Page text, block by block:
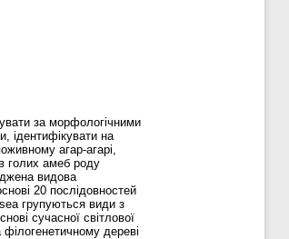
за морфологічними
ідентифікувати на
агар-агарі,
голих амеб роду
видова
20 послідовностей
групуються види з
сучасної світлової
дереві